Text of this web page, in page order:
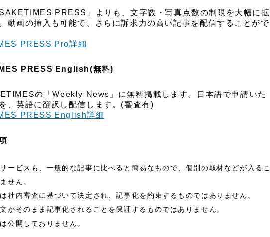
PRESS」よりも、文字数・写真点数の制限を大幅に拡
動画の挿入も可能で、さらに訴求力の高い記事を配信することがで
PRESS Pro詳細
PRESS English(無料)
の「Weekly News」に無料掲載します。日本語で申請いた
、英語に翻訳し配信します。(審査有)
PRESS English詳細
ービスも、一般的な記事に比べると簡易なもので、個別の取材などが入るこ
せん。
社内審査に基づいて決定され、記事化を約束するものではありません。
がそのまま記事化されることを保証するものではありません。
公開しておりません。